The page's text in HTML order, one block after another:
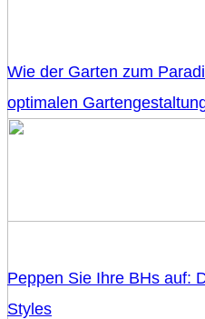
Wie der Garten zum
optimalen
Peppen Sie Ihre BHs auf:
Styles